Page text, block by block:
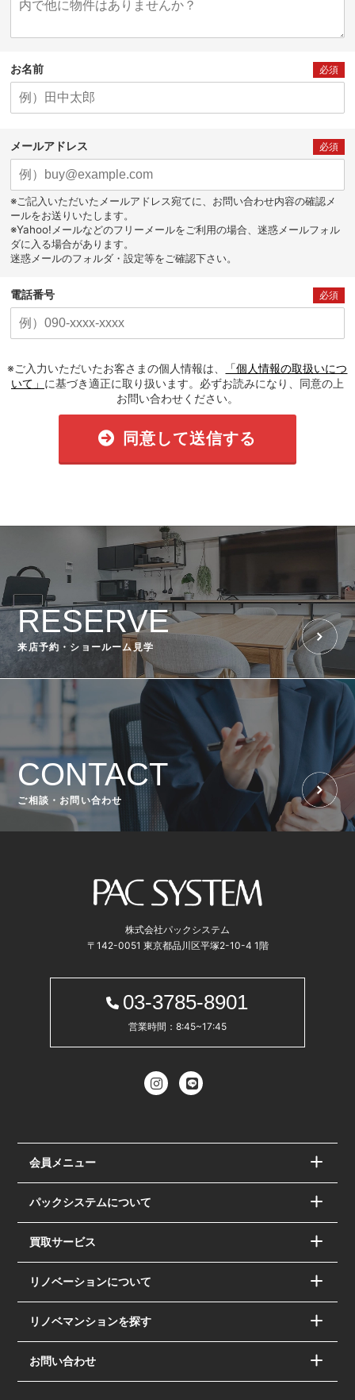
お名前 必須
メールアドレス 必須
※ご記入いただいたメールアドレス宛てに、お問い合わせ内容の確認メ
ールをお送りいたします。
※Yahoo!メールなどのフリーメールをご利用の場合、迷惑メールフォル
ダに入る場合があります。
迷惑メールのフォルダ・設定等をご確認下さい。
電話番号 必須
※ご入力いただいたお客さまの個人情報は、
「個人情報の取扱いにつ
いて」 に基づき適正に取り扱います。必ずお読みになり、同意の上
お問い合わせください。
同意して送信する
RESERVE
来店予約・ショールーム見学
CONTACT
ご相談・お問い合わせ
株式会社パックシステム
〒142-0051 東京都品川区平塚2-10-4 1階
03-3785-8901
営業時間：8:45~17:45
会員メニュー
パックシステムについて
買取サービス
リノベーションについて
リノベマンションを探す
お問い合わせ